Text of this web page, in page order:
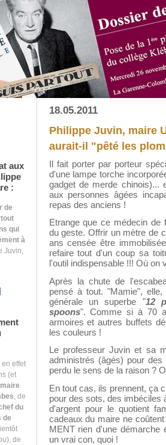
aux
:
de
qui
à
Juvin,
en effet
(et
maire
, de
du
de
de
18.05.2011
Philippe Juvin, maire
aurait-il "pêté les
Il fait porter par porteur
d'une lampe torche
gadget de merde chinois)...
aux personnes âgées
repas des anciens !
Etrange que ce médecin de
du geste. Offrir un mètre de
ans censée être
refaire tout d'un coup sa
l'outil indispensable !!! Où on
Après la chute de
pensé à tout. "Mamie",
générale un superbe "12
spoons". Comme si à 70
armoires et autres buffets
les couleurs !
Le professeur Juvin et sa
administrés (âgés) pour
perdu le sens de la raison ?
En tout cas, ils prennent, ça
pour des sots, des imbéciles
d'argent pour le quotient
cadeaux du maire ne
MENT rien d'une démarche
un vrai con, quoi !